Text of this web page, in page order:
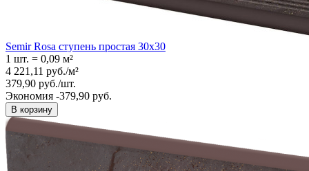
Semir Rosa ступень простая 30x30
1 шт. = 0,09 м²
4 221,11 руб./м²
379,90 руб./шт.
Экономия -379,90 руб.
В корзину